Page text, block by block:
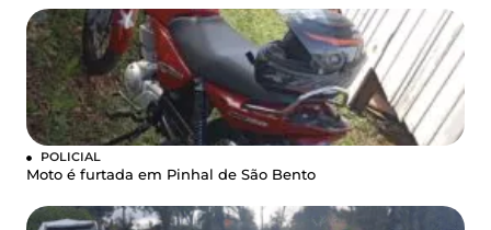
POLICIAL
Moto é furtada em Pinhal de São Bento